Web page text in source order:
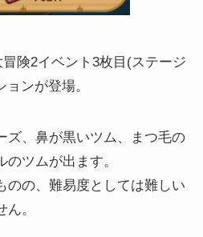
険2イベント3枚目(ステージ
ンが登場。
ズ、鼻が黒いツム、まつ毛の
ツムが出ます。
のの、難易度としては難しい
。